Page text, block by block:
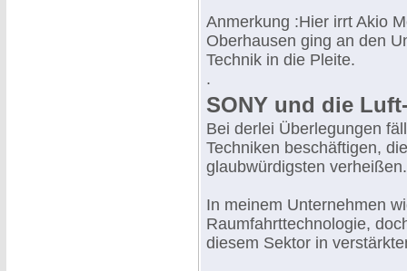
Anmerkung :Hier irrt Akio
Oberhausen ging an den
Technik in die Pleite.
.
SONY und die
Bei derlei Überlegungen
Techniken beschäftigen,
glaubwürdigsten verheißen.
In meinem Unternehmen
Raumfahrttechnologie,
diesem Sektor in